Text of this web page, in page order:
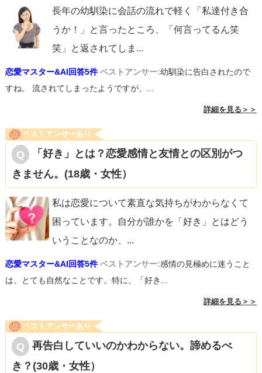
長年の幼馴染に会話の流れで軽く「私達付き合
うか！」と言ったところ、「何言ってるん笑
笑」と返されてしま ...
恋愛マスター&AI回答5件 ベストアンサー:幼馴染に告白されたので
すね。 流されてしまったようですが、...
詳細を見る＞＞
ベストアンサーあり
「好き」とは？恋愛感情と友情との区別がつ
きません。(18歳・女性）
私は恋愛について素直な気持ちがわからなくて
困っています。自分が誰かを「好き」とはどう
いうことなのか、 ...
恋愛マスター&AI回答5件 ベストアンサー:感情の見極めに迷うこと
は、とても自然なことです。特に、「好き...
詳細を見る＞＞
ベストアンサーあり
再告白していいのかわからない。諦めるべ
き？(30歳・女性）